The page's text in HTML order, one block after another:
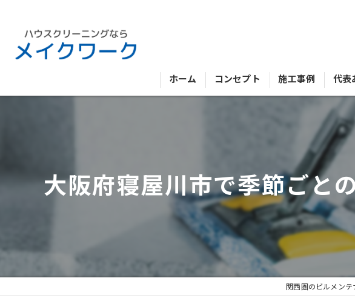
ホーム コンセプト 施工事例 代表
大阪府寝屋川市で季節ごと
関西圏のビルメン